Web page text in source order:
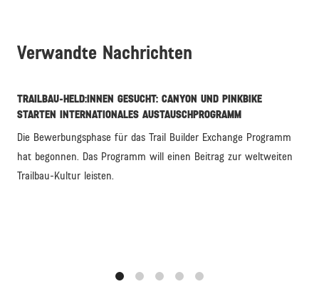
Verwandte Nachrichten
TRAILBAU-HELD:INNEN GESUCHT: CANYON UND PINKBIKE
STARTEN INTERNATIONALES AUSTAUSCHPROGRAMM
Die Bewerbungsphase für das Trail Builder Exchange Programm
hat begonnen. Das Programm will einen Beitrag zur weltweiten
Trailbau-Kultur leisten.